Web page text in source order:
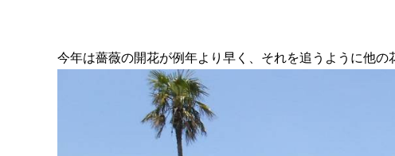
今年は薔薇の開花が例年より早く、それを追うように他の